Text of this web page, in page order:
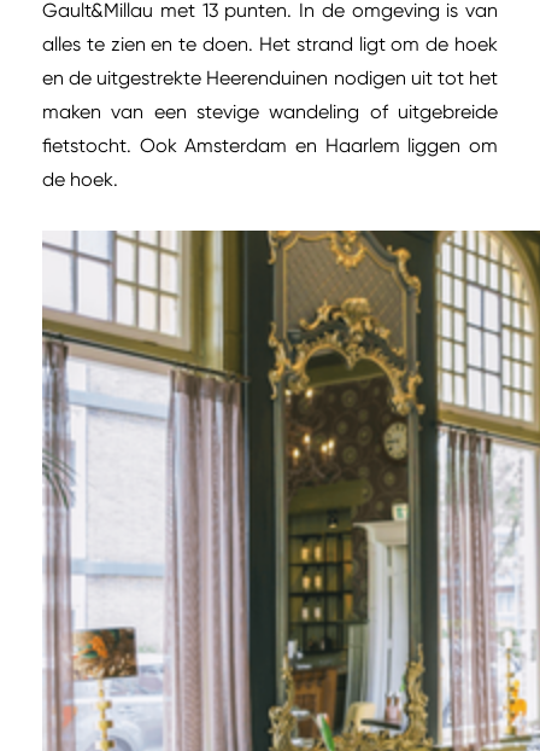
Gault&Millau met 13 punten. In de omgeving is van
alles te zien en te doen. Het strand ligt om de hoek
en de uitgestrekte Heerenduinen nodigen uit tot het
maken van een stevige wandeling of uitgebreide
fietstocht. Ook Amsterdam en Haarlem liggen om
de hoek.